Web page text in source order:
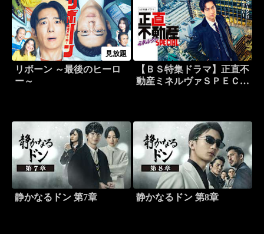
見放題
リボーン ～最後のヒーロ
ー～
【ＢＳ特集ドラマ】正直不
動産ミネルヴァＳＰＥＣＩ
静かなるドン 第7章 静かなるドン 第8章